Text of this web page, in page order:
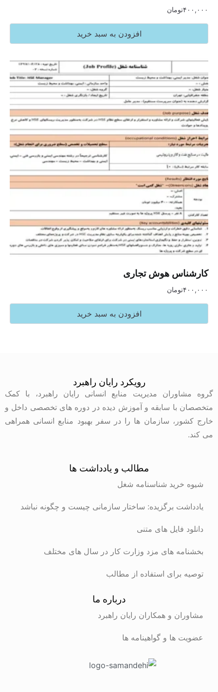
۴۰۰,۰۰۰تومان
افزودن به سبد خرید
کارشناس هوش تجاری
۴۰۰,۰۰۰تومان
افزودن به سبد خرید
رویکرد رایان راهبرد
گروه مشاوران مدیریت منابع انسانی رایان راهبرد، با کمک
متخصصان با سابقه و آموزش دیده در دوره های تخصصی داخل و
خارج کشور، سازمان ها را در سفر بهبود منابع انسانی همراهی
می کند.
مطالب و یادداشت ها
شیوه خرید شناسنامه شغل
یادداشت برگزیده: ساختار سازمانی چیست و چگونه نباشد
دانلود فایل های متنی
بخشنامه های مزد وزارت کار در سال های مختلف
توصیه برای استفاده از مطالب
درباره ما
مشاوران و همکاران رایان راهبرد
عضویت ها و گواهینامه ها